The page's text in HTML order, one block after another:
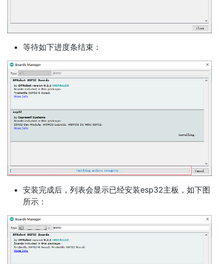
等待如下进度条结束：
安装完成后，列表会显示已经安装esp32主板，如下图
所示：